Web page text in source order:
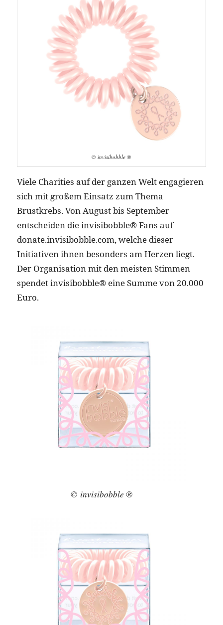
© invisibobble ®
Viele Charities auf der ganzen Welt engagieren
sich mit großem Einsatz zum Thema
Brustkrebs. Von August bis September
entscheiden die invisibobble® Fans auf
donate.invisibobble.com, welche dieser
Initiativen ihnen besonders am Herzen liegt.
Der Organisation mit den meisten Stimmen
spendet invisibobble® eine Summe von 20.000
Euro.
© invisibobble ®